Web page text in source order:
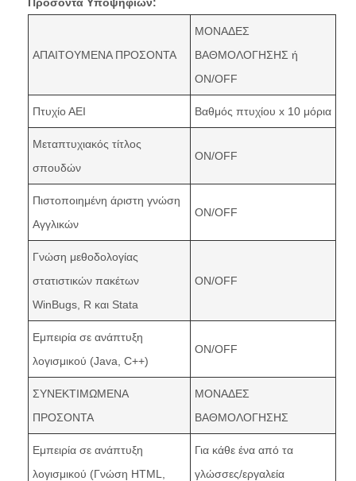
ΑΠΑΙΤΟΥΜΕΝΑ ΠΡΟΣΟΝΤΑ
ΜΟΝΑΔΕΣ
ΒΑΘΜΟΛΟΓΗΣΗΣ ή
ON/OFF
Πτυχίο ΑΕΙ Βαθμός πτυχίου x 10 μόρια
Μεταπτυχιακός τίτλος
σπουδών
ON/OFF
Πιστοποιημένη άριστη γνώση
Αγγλικών
ON/OFF
Γνώση μεθοδολογίας
στατιστικών πακέτων
WinBugs, R και Stata
ON/OFF
Εμπειρία σε ανάπτυξη
λογισμικού (Java, C++)
ON/OFF
ΣΥΝΕΚΤΙΜΩΜΕΝΑ
ΠΡΟΣΟΝΤΑ
ΜΟΝΑΔΕΣ
ΒΑΘΜΟΛΟΓΗΣΗΣ
Εμπειρία σε ανάπτυξη
λογισμικού (Γνώση HTML,
Για κάθε ένα από τα
γλώσσες/εργαλεία